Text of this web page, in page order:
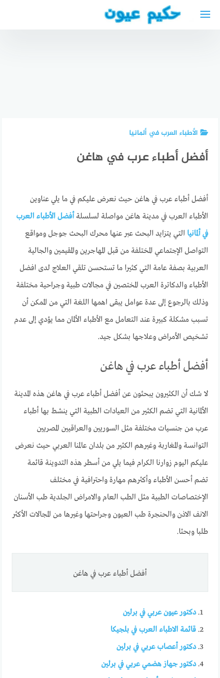
الأطباء العرب في ألمانيا
أفضل أطباء عرب في هاغن
أفضل أطباء عرب في هاغن حيث نعرض عليكم في ما يلي عناوين
الأطباء العرب في مدينة هاغن مواصلة لسلسلةأفضل الأطباء العرب
في ألمانيا التي يتزايد البحث عبر عنها محرك البحث جوجل ومواقع
التواصل الإجتماعي المختلفة من قبل المهاجرين والمقيمين والجالية
العربية بصفة عامة التي كثيرا ما تستحسن تلقي العلاج لدى افضل
الأطباء والدكاترة العرب المختصين في مجالات طبية وجراحية مختلفة
وذلك بالرجوع إلى عدة عوامل يبقى اهمها اللغة التي من الممكن أن
تسبب مشكلة كبيرة عند التعامل مع الأطباء الألمان مما يؤدي إلى عدم
تشخيص الأمراض وعلاجها بشكل جيد.
أفضل أطباء عرب في هاغن
لا شك أن الكثيرون يبحثون عن أفضل أطباء عرب في هاغن هذه المدينة
الألمانية التي تضم الكثير من العيادات الطبية التي ينشط بها أطباء
عرب من جنسيات مختلفة مثل السوريين والعراقيين المصريين
التوانسة والمغاربة وغيرهم الكثير من بلدان عالمنا العربي حيث نعرض
عليكم اليوم زوارنا الكرام فيما يلي من أسطر هذه التدوينة قائمة
تضم أحسن الأطباء وأكثرهم مهارة واحترافية في مختلف
الإختصاصات الطبية مثل الطب العام والامراض الجلدية طب الأسنان
الانف الاذن والحنجرة طب العيون وجراحتها وغيرها من المجالات الأكثر
طلبا وبحثا.
أفضل أطباء عرب في هاغن
دكتور عيون عربي في برلين
قائمة الاطباء العرب في بلجيكا
دكتور أعصاب عربي في برلين
دكتور جهاز هضمي عربي في برلين